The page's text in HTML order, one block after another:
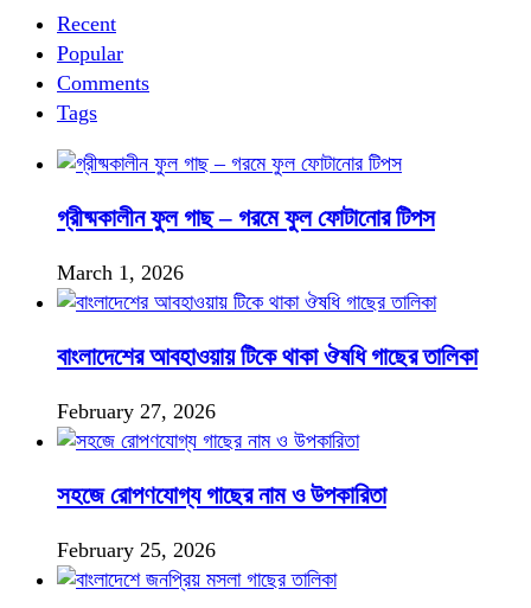
Recent
Popular
Comments
Tags
গ্রীষ্মকালীন ফুল গাছ – গরমে ফুল ফোটানোর টিপস
March 1, 2026
বাংলাদেশের আবহাওয়ায় টিকে থাকা ঔষধি গাছের তালিকা
February 27, 2026
সহজে রোপণযোগ্য গাছের নাম ও উপকারিতা
February 25, 2026